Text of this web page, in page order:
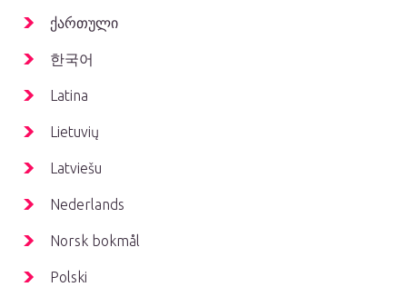
ქართული
한국어
Latina
Lietuvių
Latviešu
Nederlands
Norsk bokmål
Polski